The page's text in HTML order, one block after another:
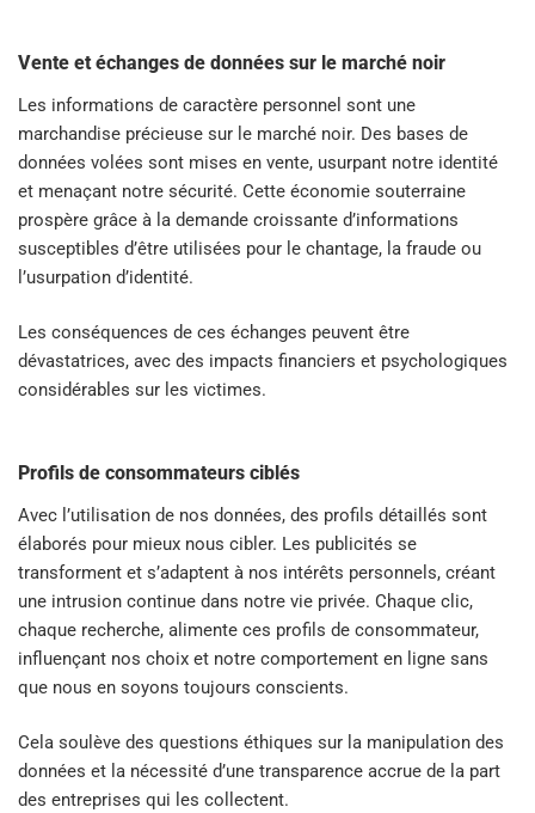
Vente et échanges de données sur le marché noir
Les informations de caractère personnel sont une
marchandise précieuse sur le marché noir. Des bases de
données volées sont mises en vente, usurpant notre identité
et menaçant notre sécurité. Cette économie souterraine
prospère grâce à la demande croissante d’informations
susceptibles d’être utilisées pour le chantage, la fraude ou
l’usurpation d’identité.
Les conséquences de ces échanges peuvent être
dévastatrices, avec des impacts financiers et psychologiques
considérables sur les victimes.
Profils de consommateurs ciblés
Avec l’utilisation de nos données, des profils détaillés sont
élaborés pour mieux nous cibler. Les publicités se
transforment et s’adaptent à nos intérêts personnels, créant
une intrusion continue dans notre vie privée. Chaque clic,
chaque recherche, alimente ces profils de consommateur,
influençant nos choix et notre comportement en ligne sans
que nous en soyons toujours conscients.
Cela soulève des questions éthiques sur la manipulation des
données et la nécessité d’une transparence accrue de la part
des entreprises qui les collectent.